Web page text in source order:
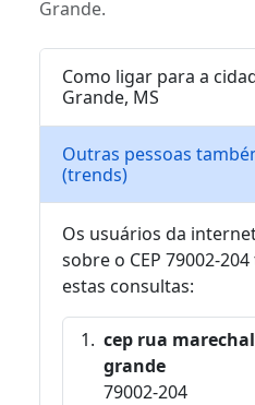
Grande.
Como ligar para a
Grande, MS
Outras pessoas
(trends)
Os usuários da
sobre o CEP 79002-
estas consultas:
cep rua
grande
79002-204